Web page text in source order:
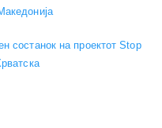
состанок на проектот Stop